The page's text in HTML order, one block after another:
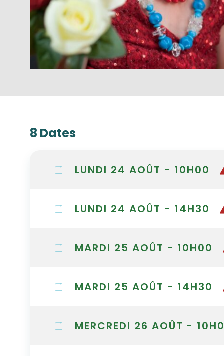
8 Dates
LUNDI 24 AOÛT - 10H00
LUNDI 24 AOÛT - 14H30
MARDI 25 AOÛT - 10H00
MARDI 25 AOÛT - 14H30
MERCREDI 26 AOÛT -